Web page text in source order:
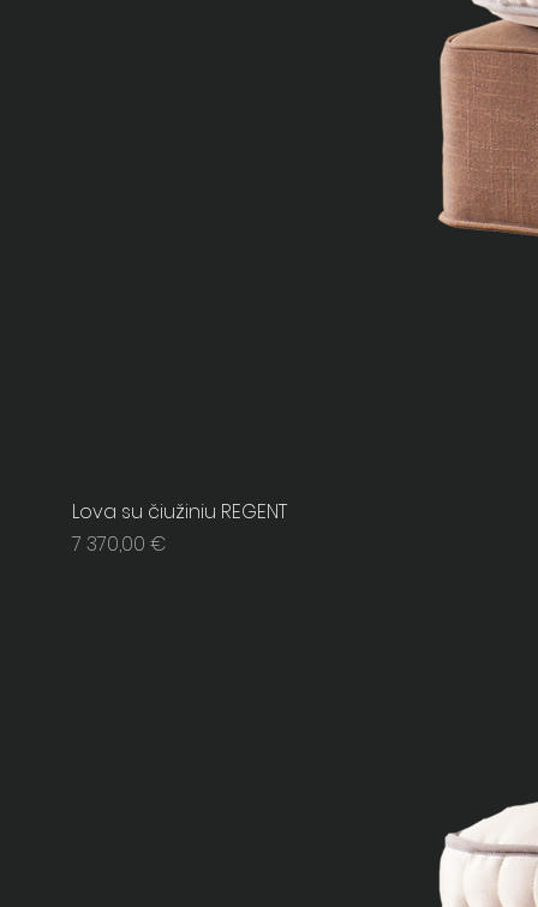
Lova su čiužiniu REGENT
Price
7 370,00 €